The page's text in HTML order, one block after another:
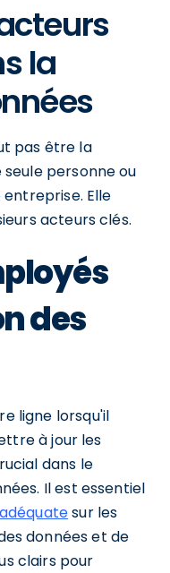
la
pas être la
personne ou
entreprise. Elle
acteurs clés.
des
ligne lorsqu'il
à jour les
dans le
Il est essentiel
sur les
données et de
clairs pour